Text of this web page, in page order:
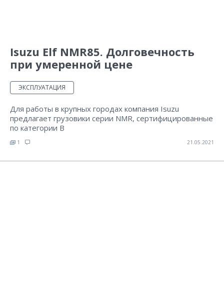
Isuzu Elf NMR85. Долговечность
при умеренной цене
ЭКСПЛУАТАЦИЯ
Для работы в крупных городах компания Isuzu
предлагает грузовики серии NMR, сертифицированные
по категории B
1 21.05.2021